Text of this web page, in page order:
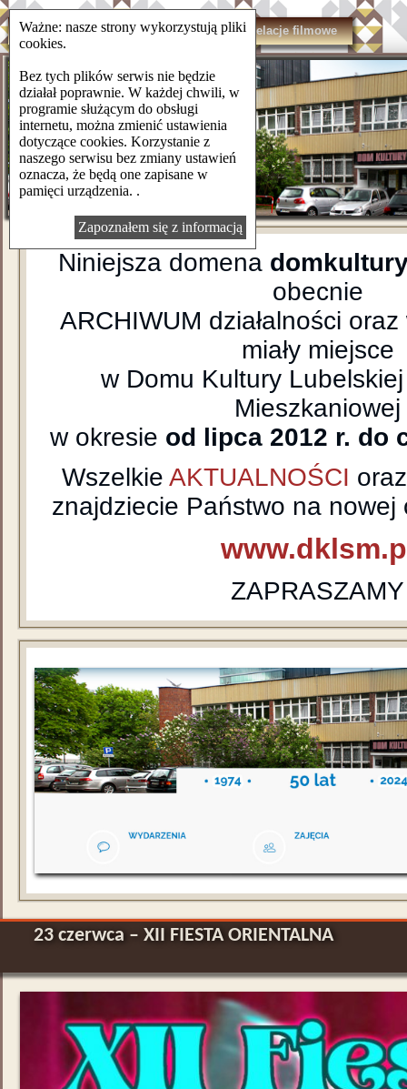
domkulturylsm.pl Kontakt Relacje filmowe
Niniejsza domena
obecnie
ARCHIWUM działalności
miały miejsce
w Domu Kultury Lubelskiej
Mieszkaniowej
w okresie od lipca 2012 r. do
WszelkieAKTUALNOŚCI
znajdziecie Państwo na nowej
ZAPRASZAMY
23 czerwca – XII FIESTA ORIENTALNA
Ważne: nasze strony wykorzystują pliki
cookies.
Bez tych plików serwis nie będzie
działał poprawnie. W każdej chwili, w
programie służącym do obsługi
internetu, można zmienić ustawienia
dotyczące cookies. Korzystanie z
naszego serwisu bez zmiany ustawień
oznacza, że będą one zapisane w
pamięci urządzenia. .
Zapoznałem się z informacją